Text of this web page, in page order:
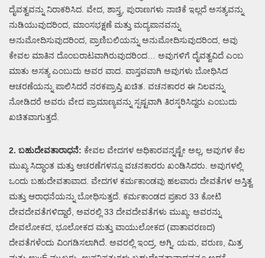
ದೈವತ್ವವನ್ನು ನಿರಾಕರಿಸಿದ. ವೇದ, ಶಾಸ್ತ್ರ, ಪುರಾಣಗಳು ನಾಚಿಕೆ ಇಲ್ಲದೆ ಅಸತ್ಯವನ್ನು
ನುಡಿಯುವುದರಿಂದ, ಮಾಂಸಭಕ್ಷಣೆ ಮತ್ತು ಮದ್ಯಪಾನವನ್ನು
ಅನುಮೋದಿಸುವುದರಿಂದ, ಪ್ರಾಣಿಬಲಿಯನ್ನು ಅನುಮೋದಿಸುವುದರಿಂದ, ಅವು
ಕೇವಲ ಮಾತಿನ ದೊಂಬರಾಟವಾಗಿರುವುದರಿಂದ… ಅವುಗಳಿಗೆ ದೈವತ್ವವಿದೆ ಎಂಬ
ಮಾತು ಅಸತ್ಯ ಎಂಬುದು ಅವರ ವಾದ. ವಾಸ್ತವವಾಗಿ ಅವುಗಳು ಬೋಧಿಸಿದ
ಆಚರಣೆಯನ್ನು ಪಾಲಿಸಿದರೆ ನರಕಪ್ರಾಪ್ತಿ ಖಚಿತ. ವಚನಕಾರರ ಈ ನಿಲವನ್ನು
ನೋಡಿದರೆ ಅವರು ವೇದ ಪ್ರಾಮಾಣ್ಯವನ್ನು ಸ್ಪಷ್ಟವಾಗಿ ತಿರಸ್ಕರಿಸಿದ್ದರು ಎಂಬುದು
ಖಚಿತವಾಗುತ್ತದೆ.
2. ಬಹುದೇವತಾರಾಧನೆ: ಕೇವಲ ವೇದಗಳ ಅಧಿಕಾರವನ್ನಷ್ಟೇ ಅಲ್ಲ, ಅವುಗಳ ಕೆಲ
ಮುಖ್ಯ ಸಿದ್ಧಾಂತ ಮತ್ತು ಆಚರಣೆಗಳನ್ನೂ ವಚನಕಾರರು ಖಂಡಿಸಿದರು. ಅವುಗಳಲ್ಲಿ
ಒಂದು ಬಹುದೇವತಾವಾದ. ವೇದಗಳ ಕರ್ಮಕಾಂಡವು ಹಲವಾರು ದೇವತೆಗಳ ಅಸ್ತಿತ್ವ
ಮತ್ತು ಆರಾಧನೆಯನ್ನು ಬೋಧಿಸುತ್ತದೆ. ಕರ್ಮಕಾಂಡದ ಪ್ರಕಾರ 33 ಕೋಟಿ
ದೇವದೇವತೆಗಳಿದ್ದಾರೆ, ಅವರಲ್ಲಿ 33 ದೇವದೇವತೆಗಳು ಮುಖ್ಯ; ಅವರನ್ನು
ದೇವಲೋಕದ, ಭೂಲೋಕದ ಮತ್ತು ವಾಯುಲೋಕದ (ವಾತಾವರಣದ)
ದೇವತೆಗಳೆಂದು ವಿಂಗಡಿಸಲಾಗಿದೆ. ಅವರಲ್ಲಿ ಇಂದ್ರ, ಅಗ್ನಿ, ಯಮ, ವರುಣ, ಮಿತ್ರ